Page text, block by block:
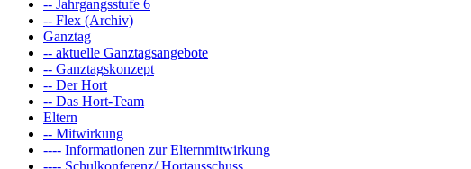
-- Jahrgangsstufe 6
-- Flex (Archiv)
Ganztag
-- aktuelle Ganztagsangebote
-- Ganztagskonzept
-- Der Hort
-- Das Hort-Team
Eltern
-- Mitwirkung
---- Informationen zur Elternmitwirkung
---- Schulkonferenz/ Hortausschuss